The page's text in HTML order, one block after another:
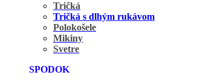
Tričká
Tričká s dlhým rukávom
Polokošele
Mikiny
Svetre
SPODOK